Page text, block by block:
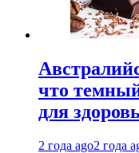
что
для
2 года ago2 года